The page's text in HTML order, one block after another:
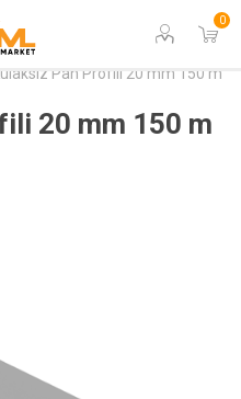
0
Pah Profili 20 mm 150 m
20 mm 150 m